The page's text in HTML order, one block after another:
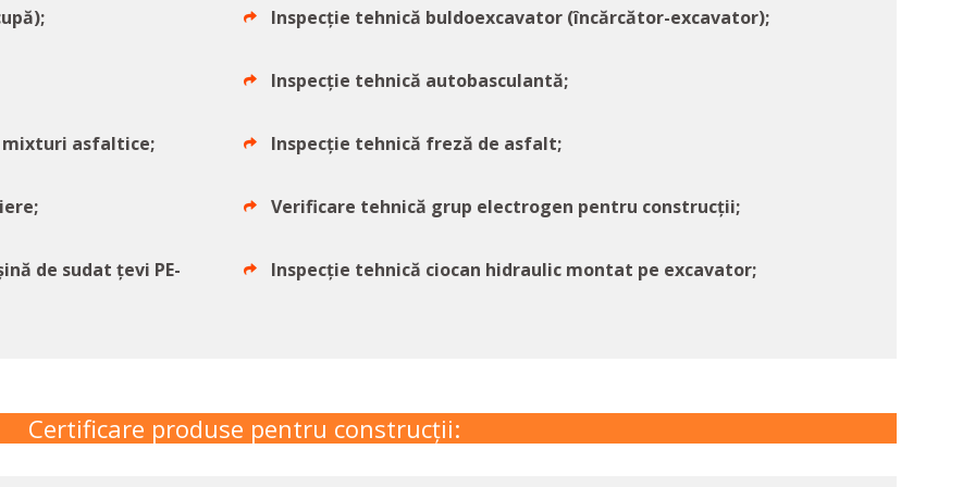
Inspecție tehnică buldoexcavator (încărcător-excavator);
Inspecție tehnică autobasculantă;
asfaltice; Inspecție tehnică freză de asfalt;
Verificare tehnică grup electrogen pentru construcții;
de sudat țevi PE- Inspecție tehnică ciocan hidraulic montat pe excavator;
Certificare produse pentru construcții: